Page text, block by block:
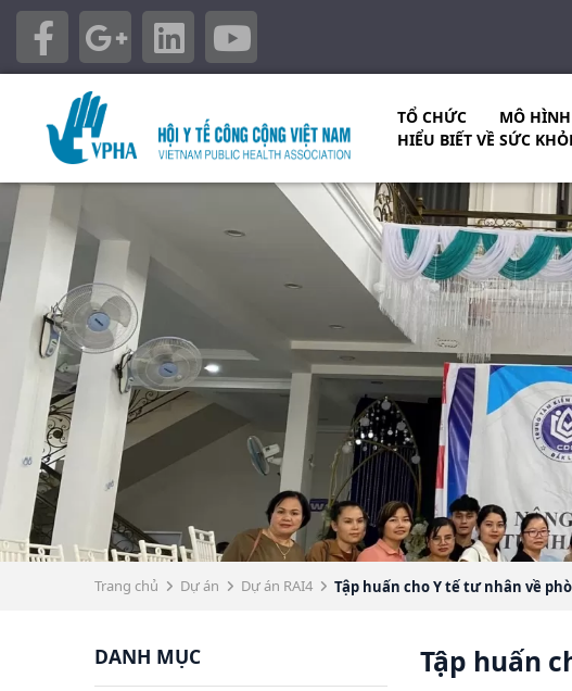
TỔ CHỨC MÔ
HIỂU BIẾT VỀ SỨC
Trang chủ Dự án Dự án RAI4 Tập huấn cho Y tế tư nhân về
DANH MỤC Tập huấn